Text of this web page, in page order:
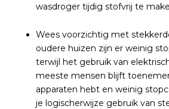
wasdroger tijdig stofvrij te
Wees voorzichtig met
oudere huizen zijn er weinig
terwijl het gebruik van
meeste mensen blijft
apparaten hebt en weinig
je logischerwijze gebruik van